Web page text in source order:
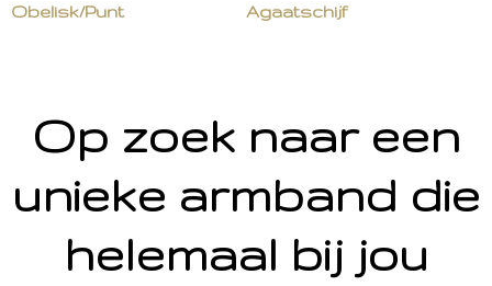
Obelisk/Punt Agaatschijf
Op zoek naar een
unieke armband die
helemaal bij jou